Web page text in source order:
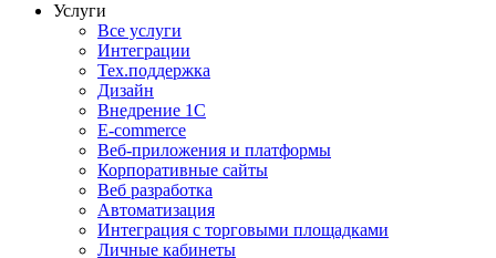
Услуги
Все услуги
Интеграции
Тех.поддержка
Дизайн
Внедрение 1С
E-commerce
Веб-приложения и платформы
Корпоративные сайты
Веб разработка
Автоматизация
Интеграция с торговыми площадками
Личные кабинеты